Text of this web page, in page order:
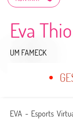
Eva
UM FAMECK
EVA - Esports